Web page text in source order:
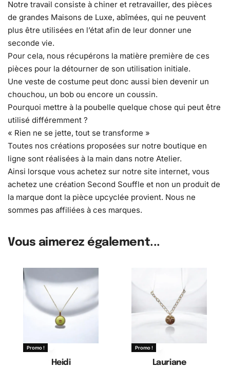
Notre travail consiste à chiner et retravailler, des pièces
de grandes Maisons de Luxe, abîmées, qui ne peuvent
plus être utilisées en l’état afin de leur donner une
seconde vie.
Pour cela, nous récupérons la matière première de ces
pièces pour la détourner de son utilisation initiale.
Une veste de costume peut donc aussi bien devenir un
chouchou, un bob ou encore un coussin.
Pourquoi mettre à la poubelle quelque chose qui peut être
utilisé différemment ?
« Rien ne se jette, tout se transforme »
Toutes nos créations proposées sur notre boutique en
ligne sont réalisées à la main dans notre Atelier.
Ainsi lorsque vous achetez sur notre site internet, vous
achetez une création Second Souffle et non un produit de
la marque dont la pièce upcyclée provient. Nous ne
sommes pas affiliées à ces marques.
Vous aimerez également...
Promo !
Heidi
Promo !
Lauriane